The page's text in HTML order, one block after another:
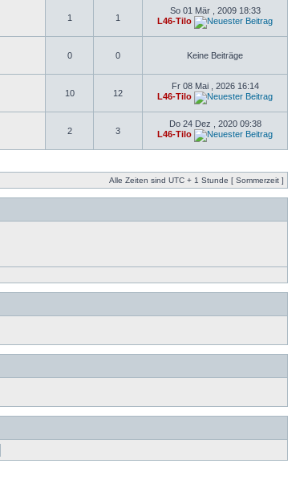
1 1
So 01 Mär , 2009 18:33
L46-Tilo
0 0 Keine Beiträge
10 12
Fr 08 Mai , 2026 16:14
L46-Tilo
2 3
Do 24 Dez , 2020 09:38
L46-Tilo
Alle Zeiten sind UTC + 1 Stunde [ Sommerzeit ]